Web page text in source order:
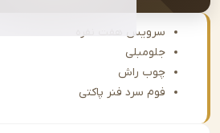
سرویس هفت نفره
جلومبلی
چوب راش
فوم سرد فنر پاکتی